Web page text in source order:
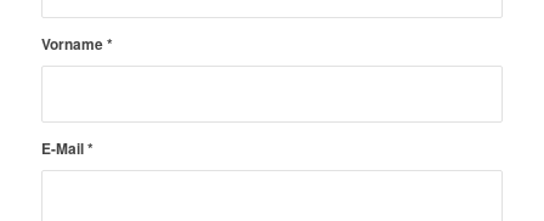
Vorname*
E-Mail*